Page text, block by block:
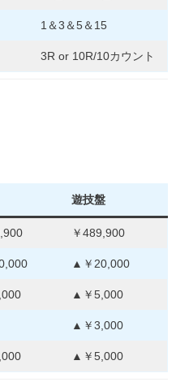
1＆3＆5＆15
3R or 10R/10カウント
遊技盤
￥489,900
▲￥20,000
▲￥5,000
▲￥3,000
▲￥5,000